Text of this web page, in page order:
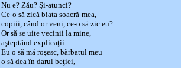
Nu e? Zău? Şi-atunci?
Ce-o să zică biata soacră-mea,
copiii, când or veni, ce-o să zic eu?
Or să se uite vecinii la mine,
aşteptând explicaţii.
Eu o să mă roşesc, bărbatul meu
o să dea în darul beţiei,